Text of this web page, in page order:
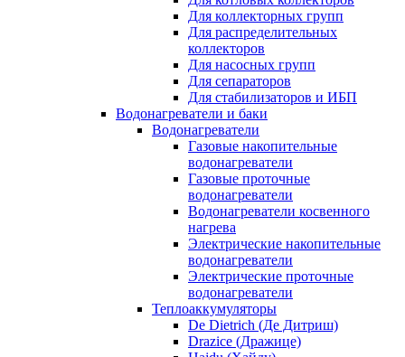
Для коллекторных групп
Для распределительных
коллекторов
Для насосных групп
Для сепараторов
Для стабилизаторов и ИБП
Водонагреватели и баки
Водонагреватели
Газовые накопительные
водонагреватели
Газовые проточные
водонагреватели
Водонагреватели косвенного
нагрева
Электрические накопительные
водонагреватели
Электрические проточные
водонагреватели
Теплоаккумуляторы
De Dietrich (Де Дитриш)
Drazice (Дражице)